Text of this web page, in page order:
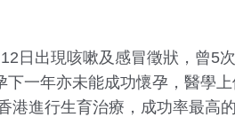
日出現咳嗽及感冒徵狀，曾5
一年亦未能成功懷孕，醫學
港進行生育治療，成功率最高